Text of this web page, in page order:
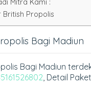
Mitra Kami :
British Propolis
Bagi Madiun
Bagi Madiun
, Detail Paket